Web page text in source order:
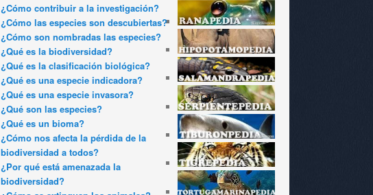
¿Cómo contribuir a la investigación?
¿Cómo las especies son descubiertas?
¿Cómo son nombradas las especies?
¿Qué es la biodiversidad?
¿Qué es la clasificación biológica?
¿Qué es una especie indicadora?
¿Qué es una especie invasora?
¿Qué son las especies?
¿Qué es un bioma?
¿Cómo nos afecta la pérdida de la
biodiversidad a todos?
¿Por qué está amenazada la
biodiversidad?